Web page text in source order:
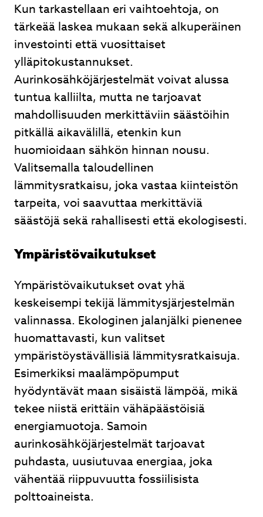
Kun tarkastellaan eri vaihtoehtoja, on
tärkeää laskea mukaan sekä alkuperäinen
investointi että vuosittaiset
ylläpitokustannukset.
Aurinkosähköjärjestelmät voivat alussa
tuntua kalliilta, mutta ne tarjoavat
mahdollisuuden merkittäviin säästöihin
pitkällä aikavälillä, etenkin kun
huomioidaan sähkön hinnan nousu.
Valitsemalla taloudellinen
lämmitysratkaisu, joka vastaa kiinteistön
tarpeita, voi saavuttaa merkittäviä
säästöjä sekä rahallisesti että ekologisesti.
Ympäristövaikutukset
Ympäristövaikutukset ovat yhä
keskeisempi tekijä lämmitysjärjestelmän
valinnassa. Ekologinen jalanjälki pienenee
huomattavasti, kun valitset
ympäristöystävällisiä lämmitysratkaisuja.
Esimerkiksi maalämpöpumput
hyödyntävät maan sisäistä lämpöä, mikä
tekee niistä erittäin vähäpäästöisiä
energiamuotoja. Samoin
aurinkosähköjärjestelmät tarjoavat
puhdasta, uusiutuvaa energiaa, joka
vähentää riippuvuutta fossiilisista
polttoaineista.